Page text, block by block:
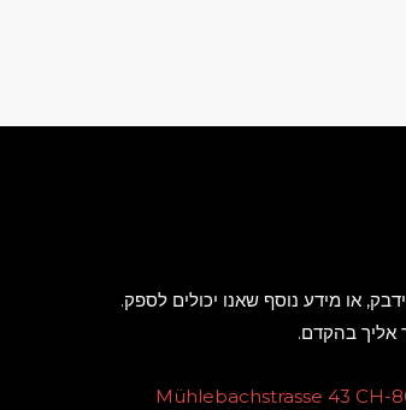
או מידע נוסף שאנו יכולים לספק.
אליך בהקדם.
Mühlebachstrasse 43 CH-